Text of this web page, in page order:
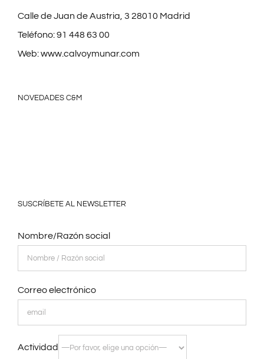
Calle de Juan de Austria, 3 28010 Madrid
Teléfono:91 448 63 00
Web:www.calvoymunar.com
NOVEDADES C&M
SUSCRÍBETE AL NEWSLETTER
Nombre/Razón social
Correo electrónico
Actividad